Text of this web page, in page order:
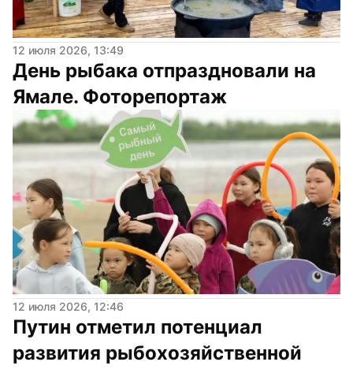
12 июля 2026, 13:49
День рыбака отпраздновали на
Ямале. Фоторепортаж
12 июля 2026, 12:46
Путин отметил потенциал
развития рыбохозяйственной